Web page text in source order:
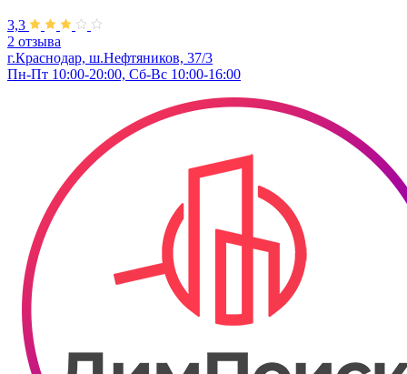
3,3
2 отзыва
г.Краснодар, ш.Нефтяников, 37/3
Пн-Пт 10:00-20:00, Сб-Вс 10:00-16:00